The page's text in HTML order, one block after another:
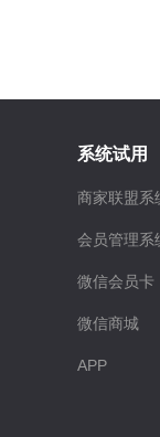
系统试用
商家联盟系
会员管理系
微信会员卡
微信商城
APP